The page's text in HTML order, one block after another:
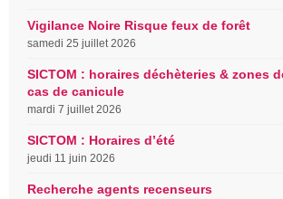
Vigilance Noire Risque feux de forêt
samedi 25 juillet 2026
SICTOM : horaires déchèteries & zones
cas de canicule
mardi 7 juillet 2026
SICTOM : Horaires d’été
jeudi 11 juin 2026
Recherche agents recenseurs